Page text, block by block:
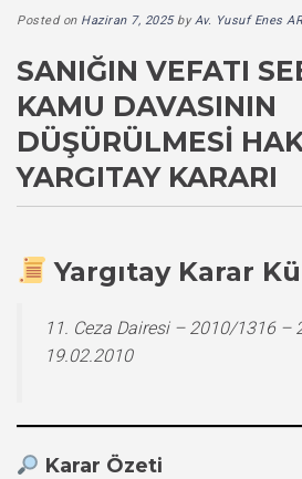
Posted on Haziran 7, 2025byAv. Yusuf Enes
SANIĞIN VEFATI
KAMU DAVASININ
DÜŞÜRÜLMESI
YARGITAY KARARI
Yargıtay Karar
11. Ceza Dairesi – 2010/1316 –
19.02.2010
Karar Özeti